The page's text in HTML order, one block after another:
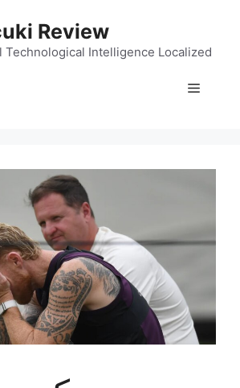
Review
Technological Intelligence Localized
Menu